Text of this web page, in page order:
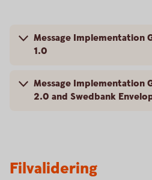
Message Implementation
1.0
Message Implementation
2.0 and Swedbank
Filvalidering